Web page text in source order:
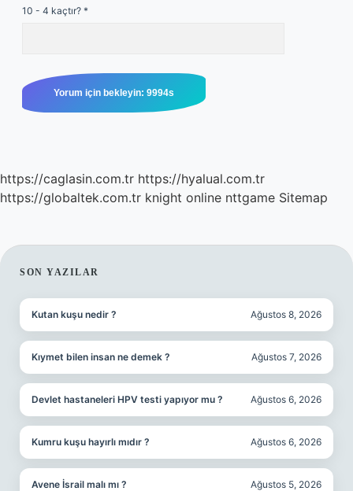
10 - 4 kaçtır? *
https://caglasin.com.tr https://hyalual.com.tr
https://globaltek.com.tr knight online nttgame Sitemap
SIDEBAR
SON YAZILAR
Kutan kuşu nedir ? Ağustos 8, 2026
Kıymet bilen insan ne demek ? Ağustos 7, 2026
Devlet hastaneleri HPV testi yapıyor mu ? Ağustos 6, 2026
Kumru kuşu hayırlı mıdır ? Ağustos 6, 2026
Avene İsrail malı mı ? Ağustos 5, 2026